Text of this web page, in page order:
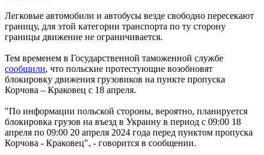
Легковые автомобили и автобусы везде свободно пересекают
границу, для этой категории транспорта по ту сторону
границы движение не ограничивается.
Тем временем в Государственной таможенной службе
сообщили, что польские протестующие возобновят
блокировку движения грузовиков на пункте пропуска
Корчова – Краковец с 18 апреля.
"По информации польской стороны, вероятно, планируется
блокировка грузов на въезд в Украину в период с 09:00 18
апреля по 09:00 20 апреля 2024 года перед пунктом пропуска
Корчова - Краковец", - говорится в сообщении.